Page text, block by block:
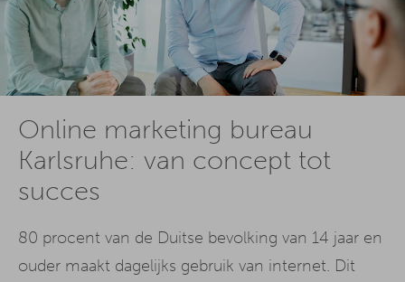
Online marketing bureau
Karlsruhe: van concept tot
succes
80 procent van de Duitse bevolking van 14 jaar en
ouder maakt dagelijks gebruik van internet. Dit